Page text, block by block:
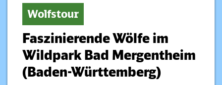
Wolfstour
Faszinierende Wölfe im
Wildpark Bad Mergentheim
(Baden-Württemberg)